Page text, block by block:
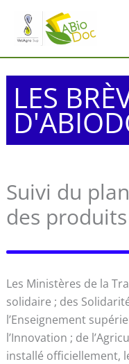
contenu
LES
Suivi du
des
Les Ministères de la
solidaire ; des
l’Enseignement
l’Innovation ; de
installé officiellement,